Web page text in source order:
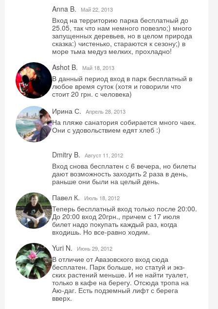
Anna B.
Май 22, 2013
Вход на территорию парка бесплатный до
25.05, так что нам немного повезло;) много
запущенных деревьев, но в целом природа
сказка:) чистенько, стараются к сезону;) в
море тьма медуз мелких, прохладно!
Ashot B.
Май 18, 2013
В данный период вход в парк бесплатный в
любое время суток (хотя и говорили что
стоит 20 грн. с человека)
Ирина С.
Aпрель 28, 2013
На пляже санатория собирается много чаек.
Они с удовольствием едят хлеб :)
Dmitry B. Август 11, 2012
Вход снова бесплатен с 6 вечера, но билеты
дают возможность заходить 2 раза в день,
раньше они были на целый день.
Павел К.
Июль 18, 2012
Теперь бесплатный вход только после 20:00.
До 20:00 вход 20грн., причем с 17 июля
билет надо покупать каждый раз, когда
входишь. Но все-равно ходим.
Yuri N.
Июнь 29, 2012
В отличие от Авазовского вход сюда
бесплатен. Парк больше, но статуй и экз-
ских растений меньше. И не найти туалет,
только в кафе на берегу. Отсюда тропа на
Аю-даг. Есть подземный лифт с берега
вверх.
Скидка −5%
Хочешь дешевле? Оставь почту и получи
промокод на первое бронирование!
Получить промокод